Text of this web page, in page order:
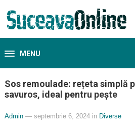
MENU
Sos remoulade: rețeta simplă
savuros, ideal pentru pește
Admin — septembrie 6, 2024 in Diverse